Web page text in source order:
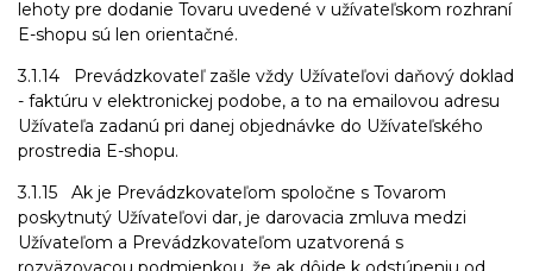
lehoty pre dodanie Tovaru uvedené v užívateľskom rozhraní
E-shopu sú len orientačné.
3.1.14 Prevádzkovateľ zašle vždy Užívateľovi daňový doklad
- faktúru v elektronickej podobe, a to na emailovou adresu
Užívateľa zadanú pri danej objednávke do Užívateľského
prostredia E-shopu.
3.1.15 Ak je Prevádzkovateľom spoločne s Tovarom
poskytnutý Užívateľovi dar, je darovacia zmluva medzi
Užívateľom a Prevádzkovateľom uzatvorená s